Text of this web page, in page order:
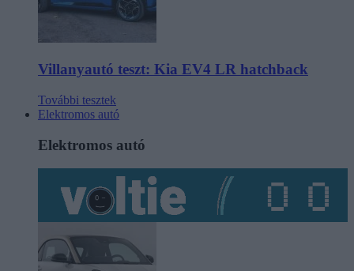
Villanyautó teszt: Kia EV4 LR hatchback
További tesztek
Elektromos autó
Elektromos autó